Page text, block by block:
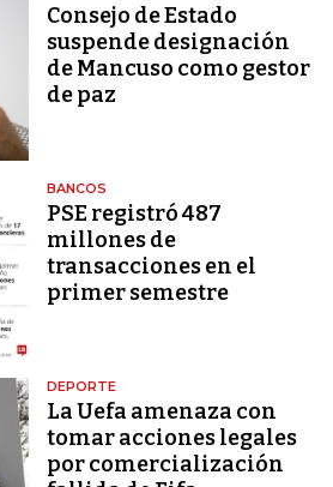
Consejo de Estado
suspende designación
de Mancuso como gestor
de paz
BANCOS
PSE registró 487
millones de
transacciones en el
primer semestre
DEPORTE
La Uefa amenaza con
tomar acciones legales
por comercialización